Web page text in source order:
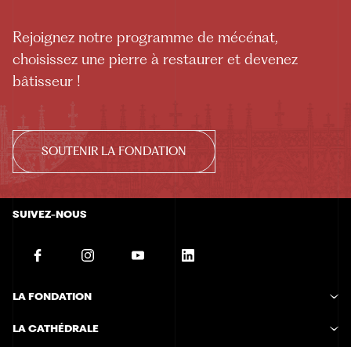
Rejoignez notre programme de mécénat,
choisissez une pierre à restaurer et devenez
bâtisseur !
SOUTENIR LA FONDATION
LA FONDATION
Histoire de la Fondation
LA CATHÉDRALE
SUIVEZ-NOUS